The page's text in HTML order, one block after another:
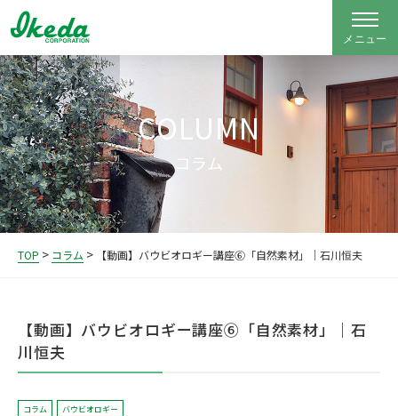
COLUMN
コラム
TOP > コラム > 【動画】バウビオロギー講座⑥「自然素材」｜石川恒夫
【動画】バウビオロギー講座⑥「自然素材」｜石
川恒夫
コラム バウビオロギー